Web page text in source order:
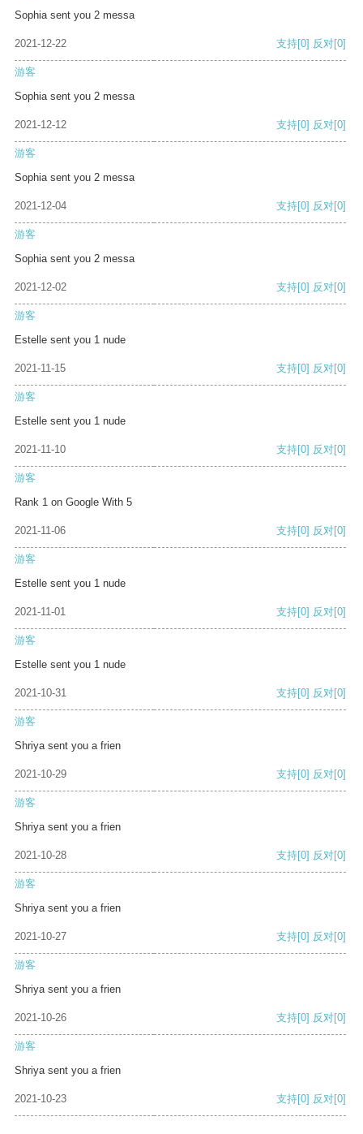
Sophia sent you 2 messa
2021-12-22 支持[0] 反对[0]
游客
Sophia sent you 2 messa
2021-12-12 支持[0] 反对[0]
游客
Sophia sent you 2 messa
2021-12-04 支持[0] 反对[0]
游客
Sophia sent you 2 messa
2021-12-02 支持[0] 反对[0]
游客
Estelle sent you 1 nude
2021-11-15 支持[0] 反对[0]
游客
Estelle sent you 1 nude
2021-11-10 支持[0] 反对[0]
游客
Rank 1 on Google With 5
2021-11-06 支持[0] 反对[0]
游客
Estelle sent you 1 nude
2021-11-01 支持[0] 反对[0]
游客
Estelle sent you 1 nude
2021-10-31 支持[0] 反对[0]
游客
Shriya sent you a frien
2021-10-29 支持[0] 反对[0]
游客
Shriya sent you a frien
2021-10-28 支持[0] 反对[0]
游客
Shriya sent you a frien
2021-10-27 支持[0] 反对[0]
游客
Shriya sent you a frien
2021-10-26 支持[0] 反对[0]
游客
Shriya sent you a frien
2021-10-23 支持[0] 反对[0]